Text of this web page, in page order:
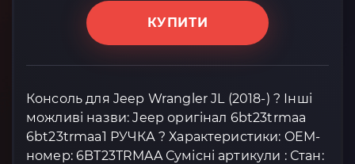
КУПИТИ
Консоль для Jeep Wrangler JL (2018-) ? Інші
можливі назви: Jeep оригінал 6bt23trmaa
6bt23trmaa1 РУЧКА ? Характеристики: OEM-
номер: 6BT23TRMAA Сумісні артикули : Стан: